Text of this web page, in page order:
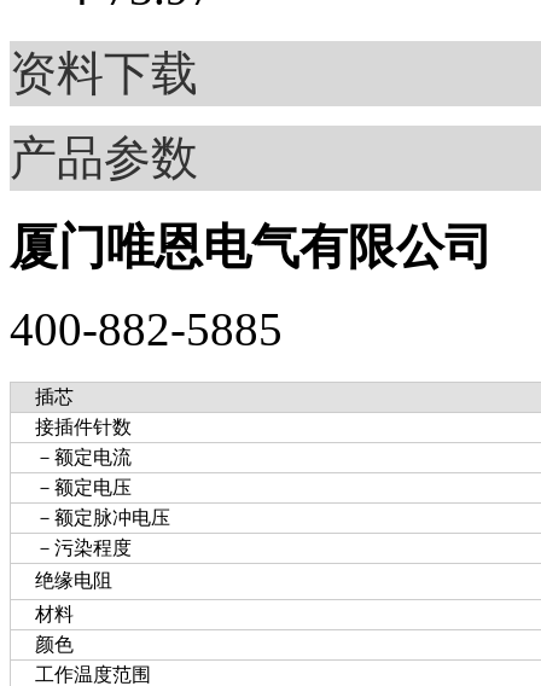
资料下载
产品参数
插芯
接插件针数
－额定电流
－额定电压
－额定脉冲电压
－污染程度
绝缘电阻
材料
颜色
工作温度范围
厦门唯恩电气有限公司
400-882-5885